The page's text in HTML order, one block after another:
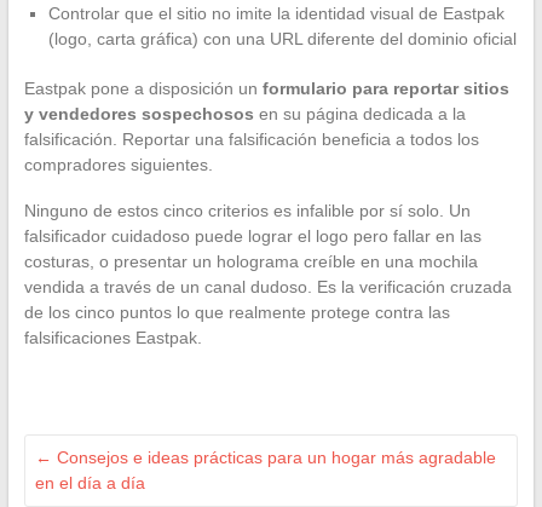
Controlar que el sitio no imite la identidad visual de Eastpak
(logo, carta gráfica) con una URL diferente del dominio oficial
Eastpak pone a disposición un formulario para reportar sitios
y vendedores sospechosos en su página dedicada a la
falsificación. Reportar una falsificación beneficia a todos los
compradores siguientes.
Ninguno de estos cinco criterios es infalible por sí solo. Un
falsificador cuidadoso puede lograr el logo pero fallar en las
costuras, o presentar un holograma creíble en una mochila
vendida a través de un canal dudoso. Es la verificación cruzada
de los cinco puntos lo que realmente protege contra las
falsificaciones Eastpak.
← Consejos e ideas prácticas para un hogar más agradable
en el día a día